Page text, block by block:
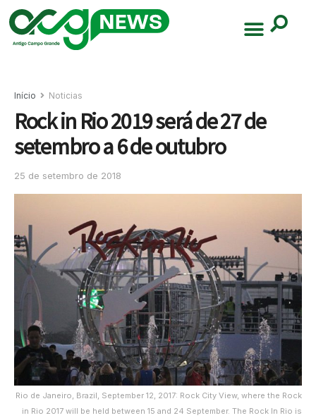
Início Noticias
Rock in Rio 2019 será de 27 de
setembro a 6 de outubro
25 de setembro de 2018
Rio de Janeiro, Brazil, September 12, 2017: Rock City View, where the Rock
in Rio 2017 will be held between 15 and 24 September. The Rock In Rio is